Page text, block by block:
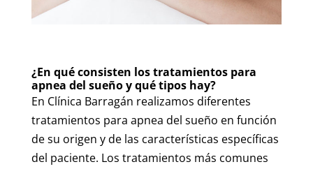
¿En qué consisten los tratamientos para
apnea del sueño y qué tipos hay?
En Clínica Barragán realizamos diferentes
tratamientos para apnea del sueño en función
de su origen y de las características específicas
del paciente. Los tratamientos más comunes